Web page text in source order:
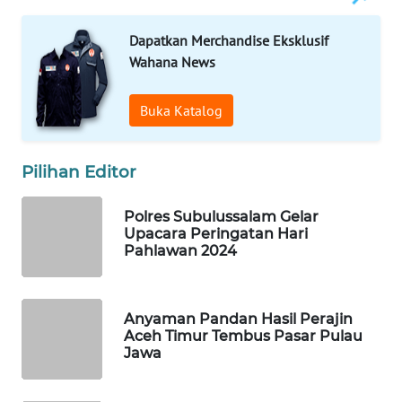
Dapatkan Merchandise Eksklusif
Wahana News
Buka Katalog
Pilihan Editor
Polres Subulussalam Gelar
Upacara Peringatan Hari
Pahlawan 2024
Anyaman Pandan Hasil Perajin
Aceh Timur Tembus Pasar Pulau
Jawa
MASYARAKAT
KELISTRIKAN
WALINKI
ID
ID
PLN
WATCH